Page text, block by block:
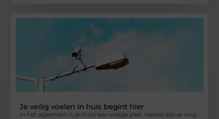
Je veilig voelen in huis begint hier
In het algemeen is je thuis een veilige plek. Helaas zijn er nog